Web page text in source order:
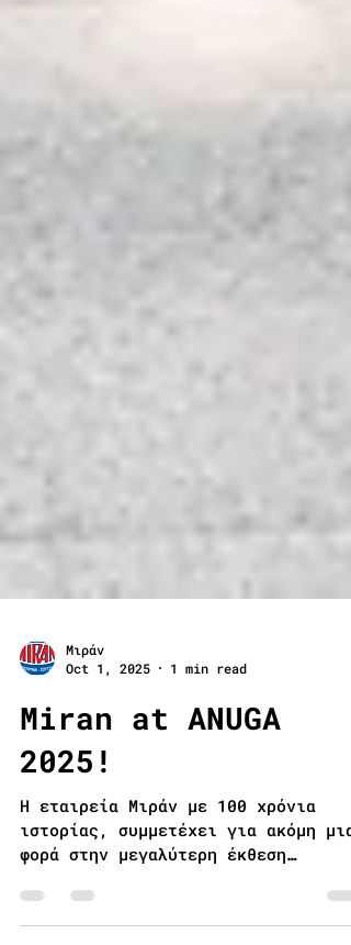
Μιράν
Oct 1, 2025
Miran at ANUGA
2025!
Η εταιρεία Μιράν με 100 χρόνια
φορά στην μεγαλύτερη έκθεση